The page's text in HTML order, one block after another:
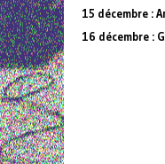
15 décembre :
16 décembre :